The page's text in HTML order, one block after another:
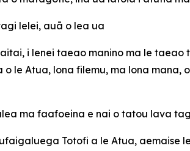
lelei, auā o lea ua
i lenei taeao manino ma le taeao
le Atua, lona filemu, ma lona mana,
ma faafoeina e nai o tatou lava
Totofi a le Atua, aemaise